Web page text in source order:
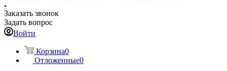
Заказать звонок
Задать вопрос
Войти
Корзина0
Отложенные0